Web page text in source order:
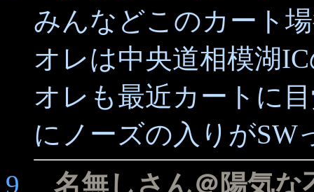
みんなどこのカート
オレは中央道相模湖
オレも最近カートに
にノーズの入りがSW
9
名無しさん＠陽気な